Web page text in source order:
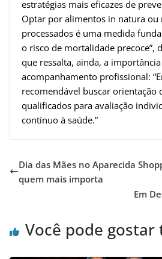
estratégias mais eficazes de
Optar por alimentos in natura
processados é uma medida
o risco de mortalidade precoce”,
que ressalta, ainda, a
acompanhamento profissional:
recomendável buscar orientação
qualificados para avaliação
contínuo à saúde.”
Dia das Mães no Aparecida
quem mais importa
Em
Você pode gostar